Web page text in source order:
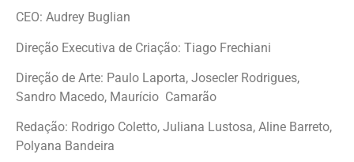
CEO: Audrey Buglian
Direção Executiva de Criação: Tiago Frechiani
Direção de Arte: Paulo Laporta, Josecler Rodrigues,
Sandro Macedo, Maurício Camarão
Redação: Rodrigo Coletto, Juliana Lustosa, Aline Barreto,
Polyana Bandeira